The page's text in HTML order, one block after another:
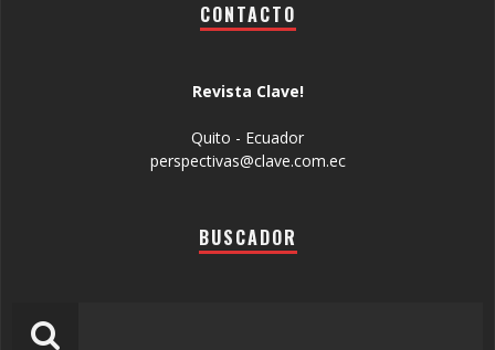
CONTACTO
Revista Clave!
Quito - Ecuador
perspectivas@clave.com.ec
BUSCADOR